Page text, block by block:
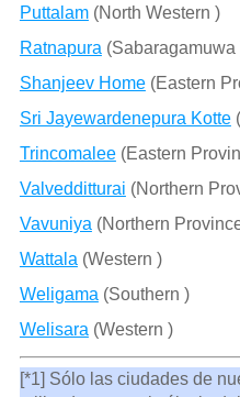
Puttalam(North Western )
Ratnapura (Sabaragamuwa
Shanjeev Home(Eastern
Sri Jayewardenepura Kotte
Trincomalee(Eastern
Valvedditturai (Northern
Vavuniya (Northern
Wattala (Western )
Weligama (Southern )
Welisara (Western )
[*1] Sólo las ciudades de